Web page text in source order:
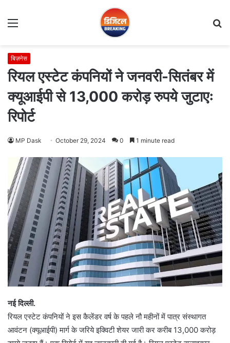
Menu
बिज़नेस
रियल एस्टेट कंपनियों ने जनवरी-सितंबर में
क्यूआईपी से 13,000 करोड़ रुपये जुटाएः
रिपोर्ट
MP Dask October 29, 2024 0 1 minute read
नई दिल्ली.
रियल एस्टेट कंपनियों ने इस कैलेंडर वर्ष के पहले नौ महीनों में पात्र संस्थागत
आवंटन (क्यूआईपी) मार्ग के जरिये इक्विटी शेयर जारी कर करीब 13,000 करोड़